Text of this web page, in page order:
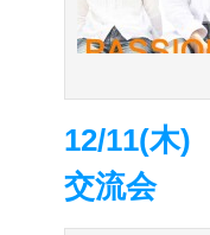
12/11(木)
交流会